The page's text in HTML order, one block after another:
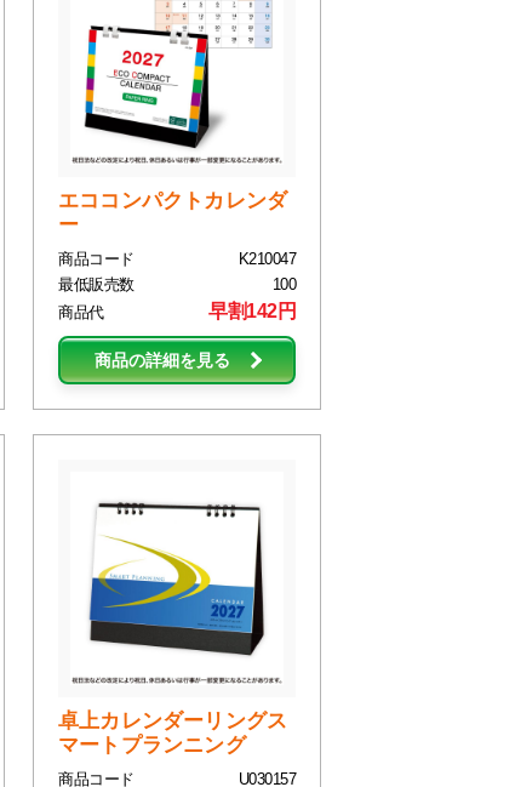
エココンパクトカレンダ
ー
商品コード
K210047
最低販売数
100
商品代
早割142円
商品の詳細を見る
卓上カレンダーリングス
マートプランニング
商品コード
U030157